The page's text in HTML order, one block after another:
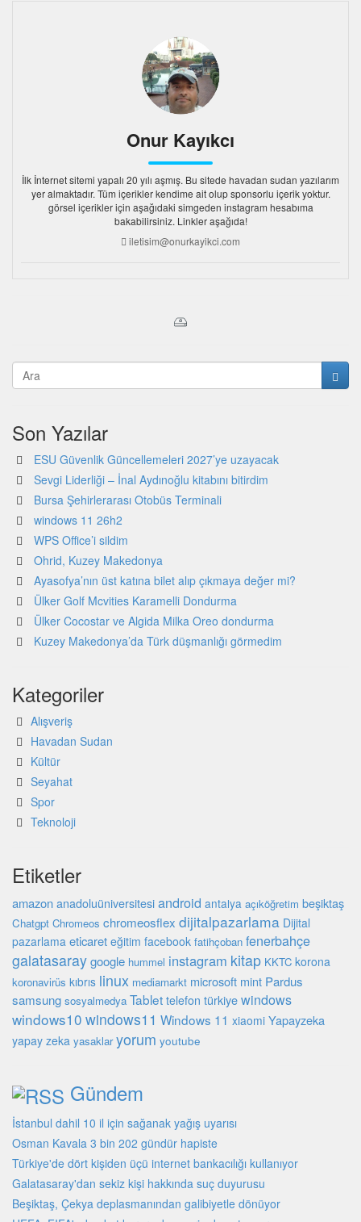
Onur Kayıkcı
İlk İnternet sitemi yapalı 20 yılı aşmış. Bu sitede havadan sudan yazılarım
yer almaktadır. Tüm içerikler kendime ait olup sponsorlu içerik yoktur.
görsel içerikler için aşağıdaki simgeden instagram hesabıma
bakabilirsiniz. Linkler aşağıda!
iletisim@onurkayikci.com
Son Yazılar
ESU Güvenlik Güncellemeleri 2027’ye uzayacak
Sevgi Liderliği – İnal Aydınoğlu kitabını bitirdim
Bursa Şehirlerarası Otobüs Terminali
windows 11 26h2
WPS Office’i sildim
Ohrid, Kuzey Makedonya
Ayasofya’nın üst katına bilet alıp çıkmaya değer mi?
Ülker Golf Mcvities Karamelli Dondurma
Ülker Cocostar ve Algida Milka Oreo dondurma
Kuzey Makedonya’da Türk düşmanlığı görmedim
Kategoriler
Alışveriş
Havadan Sudan
Kültür
Seyahat
Spor
Teknoloji
Etiketler
amazon anadoluüniversitesi android antalya açıköğretim beşiktaş
Chatgpt Chromeos chromeosflex dijitalpazarlama Dijital
pazarlama eticaret eğitim facebook fatihçoban fenerbahçe
galatasaraygoogle hummel instagram kitap KKTC korona
koronavirüs kıbrıs linux mediamarkt microsoft mint Pardus
samsung sosyalmedya Tablet telefon türkiyewindows
windows10 windows11 Windows 11 xiaomi Yapayzeka
yapay zeka yasaklar yorum youtube
Gündem
İstanbul dahil 10 il için sağanak yağış uyarısı
Osman Kavala 3 bin 202 gündür hapiste
Türkiye'de dört kişiden üçü internet bankacılığı kullanıyor
Galatasaray'dan sekiz kişi hakkında suç duyurusu
Beşiktaş, Çekya deplasmanından galibiyetle dönüyor